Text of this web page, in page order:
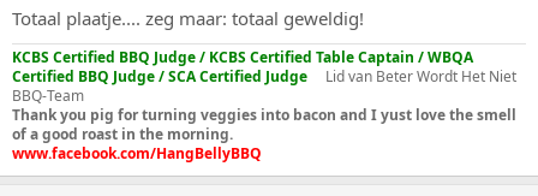
s
a
r
t
e
r
m
Totaal plaatje.... zeg maar: totaal geweldig!
KCBS Certified BBQ Judge / KCBS Certified Table Captain / WBQA
Certified BBQ Judge / SCA Certified Judge Lid van Beter Wordt Het Niet
BBQ-Team
Thank you pig for turning veggies into bacon and I yust love the smell
of a good roast in the morning.
www.facebook.com/HangBellyBBQ